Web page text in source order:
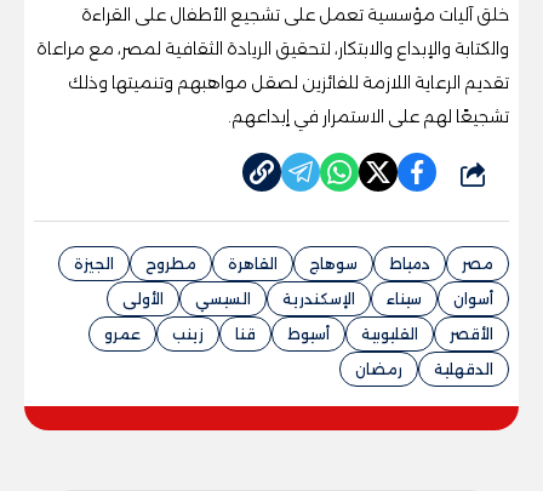
خلق آليات ‏مؤسسية تعمل على تشجيع الأطفال على القراءة
والكتابة ‏والإبداع والابتكار، لتحقيق الريادة الثقافية لمصر، مع ‏مراعاة
تقديم الرعاية اللازمة للفائزين لصقل مواهبهم ‏وتنميتها وذلك
تشجيعًا لهم على الاستمرار في إبداعهم.‏
شارك
مصر دمياط سوهاج القاهرة مطروح
الجيزة
أسوان
سيناء الإسكندرية السيسي
الأولى
الأقصر
القليوبية أسيوط قنا زينب
عمرو
الدقهلية
رمضان